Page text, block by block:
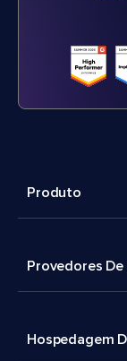
Produto
Provedores De
Hospedagem